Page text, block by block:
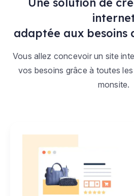
adaptée aux
Vous allez concevoir un site
vos besoins grâce à toutes
monsite.